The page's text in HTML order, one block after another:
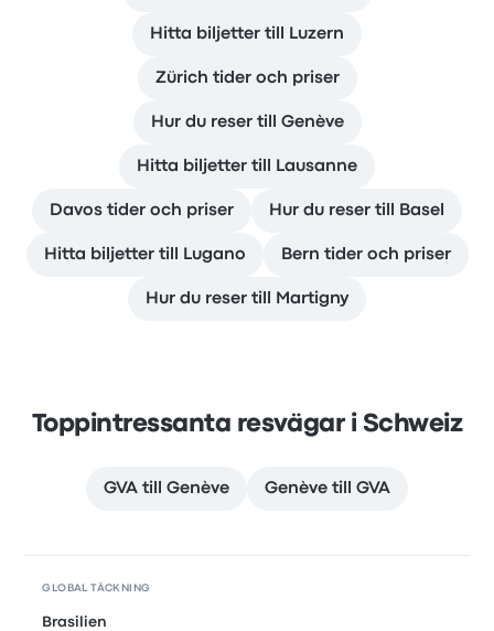
Hitta biljetter till Luzern
Zürich tider och priser
Hur du reser till Genève
Hitta biljetter till Lausanne
Davos tider och priser Hur du reser till Basel
Hitta biljetter till Lugano Bern tider och priser
Hur du reser till Martigny
Toppintressanta resvägar i Schweiz
GVA till Genève Genève till GVA
GLOBAL TÄCKNING
Brasilien